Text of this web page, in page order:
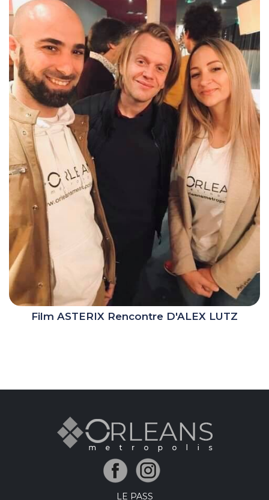
Film ASTERIX Rencontre D'ALEX LUTZ
LE PASS